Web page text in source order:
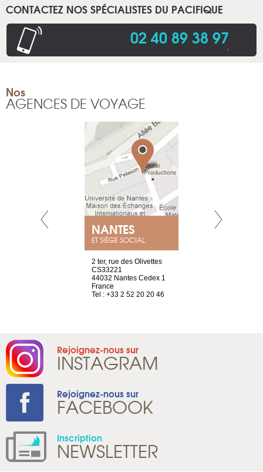
CONTACTEZ NOS SPÉCIALISTES DU PACIFIQUE
02 40 89 38 97.
Nos
AGENCES DE VOYAGE
NANTES
ET SIÈGE SOCIAL
2 ter, rue des Olivettes
CS33221
44032 Nantes Cedex 1
France
Tel : +33 2 52 20 20 46
Rejoignez-nous sur
INSTAGRAM
Rejoignez-nous sur
FACEBOOK
Inscription
NEWSLETTER